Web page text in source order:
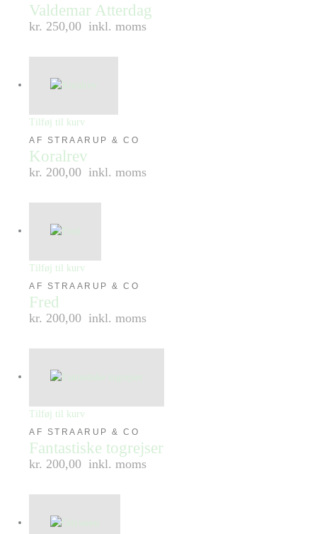
Valdemar Atterdag
kr. 250,00 inkl. moms
Tilføj til kurv
AF STRAARUP & CO
Koralrev
kr. 200,00 inkl. moms
Tilføj til kurv
AF STRAARUP & CO
Fred
kr. 200,00 inkl. moms
Tilføj til kurv
AF STRAARUP & CO
Fantastiske togrejser
kr. 200,00 inkl. moms